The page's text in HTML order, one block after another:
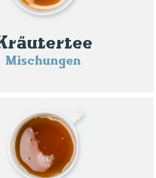
Kräutertee
Mischungen